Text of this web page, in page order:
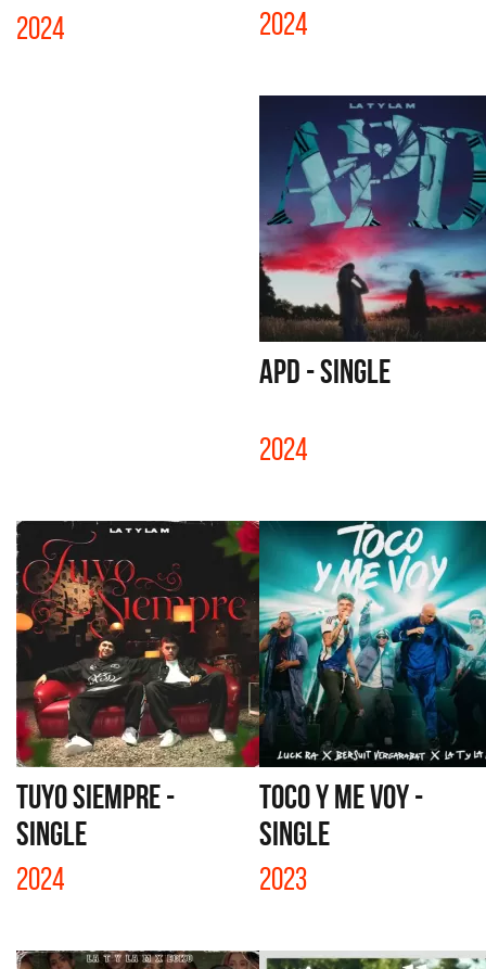
2024 2024
APD - SINGLE
2024
TUYO SIEMPRE -
SINGLE
2024
TOCO Y ME VOY -
SINGLE
2023